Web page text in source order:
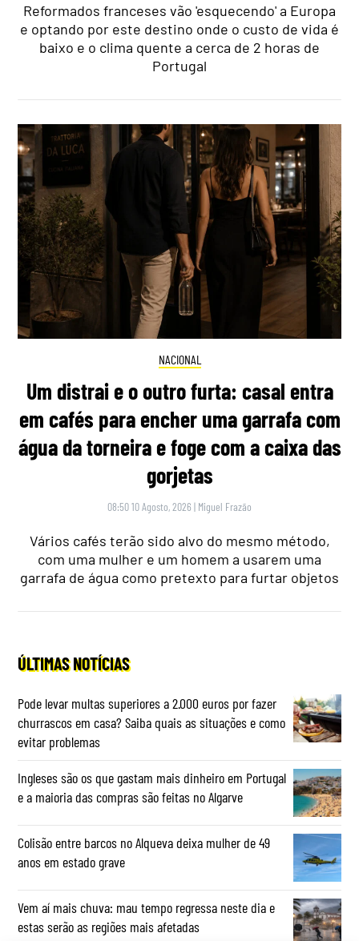
Reformados franceses vão 'esquecendo' a Europa
e optando por este destino onde o custo de vida é
baixo e o clima quente a cerca de 2 horas de
Portugal
NACIONAL
Um distrai e o outro furta: casal entra
em cafés para encher uma garrafa com
água da torneira e foge com a caixa das
gorjetas
08:50 10 Agosto, 2026 | Miguel Frazão
Vários cafés terão sido alvo do mesmo método,
com uma mulher e um homem a usarem uma
garrafa de água como pretexto para furtar objetos
ÚLTIMAS NOTÍCIAS
Pode levar multas superiores a 2.000 euros por fazer
churrascos em casa? Saiba quais as situações e como
evitar problemas
Ingleses são os que gastam mais dinheiro em Portugal
e a maioria das compras são feitas no Algarve
Colisão entre barcos no Alqueva deixa mulher de 49
anos em estado grave
Vem aí mais chuva: mau tempo regressa neste dia e
estas serão as regiões mais afetadas